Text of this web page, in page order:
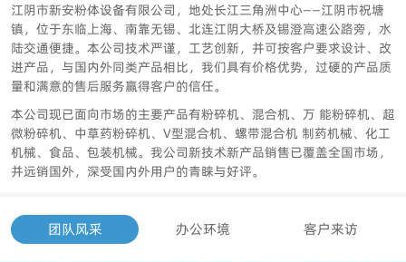
江阴市新安粉体设备有限公司，地处长江三角洲中心——江阴市祝塘
镇，位于东临上海、南靠无锡、北连江阴大桥及锡澄高速公路旁，水
陆交通便捷。本公司技术严谨，工艺创新，并可按客户要求设计、改
进产品，与国内外同类产品相比，我们具有价格优势，过硬的产品质
量和满意的售后服务赢得客户的信任。
本公司现已面向市场的主要产品有粉碎机、混合机、万 能粉碎机、超
微粉碎机、中草药粉碎机、V型混合机、螺带混合机 制药机械、化工
机械、食品、包装机械。我公司新技术新产品销售已覆盖全国市场，
并远销国外，深受国内外用户的青睐与好评。
团队风采 办公环境 客户来访